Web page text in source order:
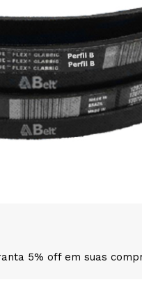
5V
5% off em suas